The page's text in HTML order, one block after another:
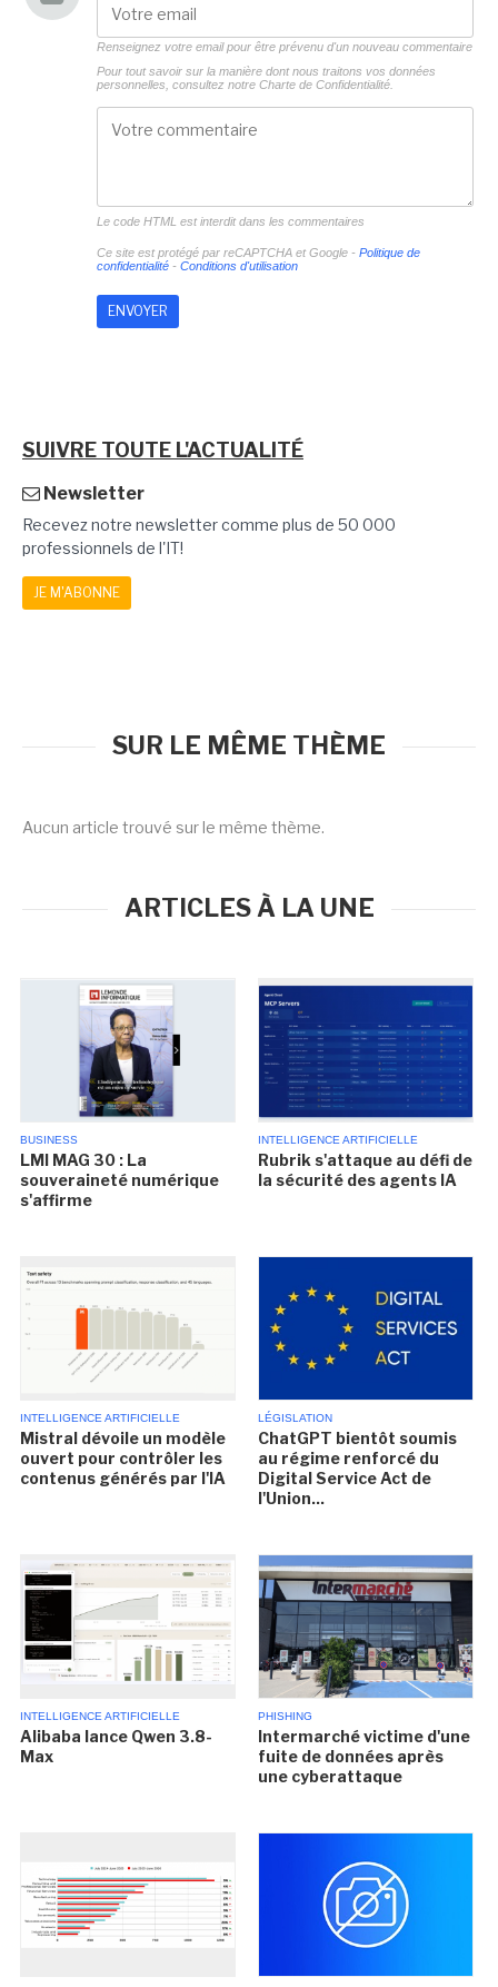
Renseignez votre email pour être prévenu d'un nouveau commentaire
Pour tout savoir sur la manière dont nous traitons vos données
personnelles, consultez notre Charte de Confidentialité.
Le code HTML est interdit dans les commentaires
Ce site est protégé par reCAPTCHA et Google - Politique de
confidentialité- Conditions d'utilisation
SUIVRE TOUTE L'ACTUALITÉ
Newsletter
Recevez notre newsletter comme plus de 50 000
professionnels de l'IT!
JE M'ABONNE
SUR LE MÊME THÈME
Aucun article trouvé sur le même thème.
ARTICLES À LA UNE
BUSINESS
LMI MAG 30 : La
souveraineté numérique
s'affirme
INTELLIGENCE ARTIFICIELLE
Rubrik s'attaque au défi de
la sécurité des agents IA
INTELLIGENCE ARTIFICIELLE
Mistral dévoile un modèle
ouvert pour contrôler les
contenus générés par l'IA
LÉGISLATION
ChatGPT bientôt soumis
au régime renforcé du
Digital Service Act de
l'Union...
INTELLIGENCE ARTIFICIELLE
Alibaba lance Qwen 3.8-
Max
PHISHING
Intermarché victime d'une
fuite de données après
une cyberattaque